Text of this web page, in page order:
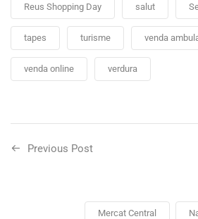
Reus Shopping Day salut
tapes turisme venda
venda online verdura
Previous Post
Mercat Central